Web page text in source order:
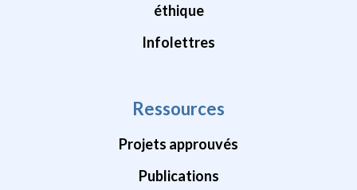
éthique
Infolettres
Ressources
Projets approuvés
Publications